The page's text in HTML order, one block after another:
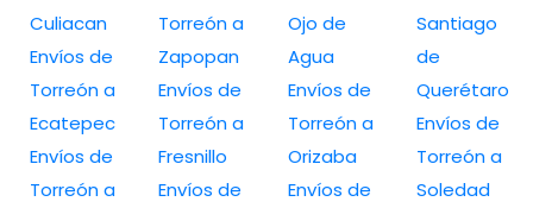
Culiacan
Envíos de
Torreón a
Ecatepec
Envíos de
Torreón a
Torreón a
Zapopan
Envíos de
Torreón a
Fresnillo
Envíos de
Ojo de
Agua
Envíos de
Torreón a
Orizaba
Envíos de
Santiago
de
Querétaro
Envíos de
Torreón a
Soledad